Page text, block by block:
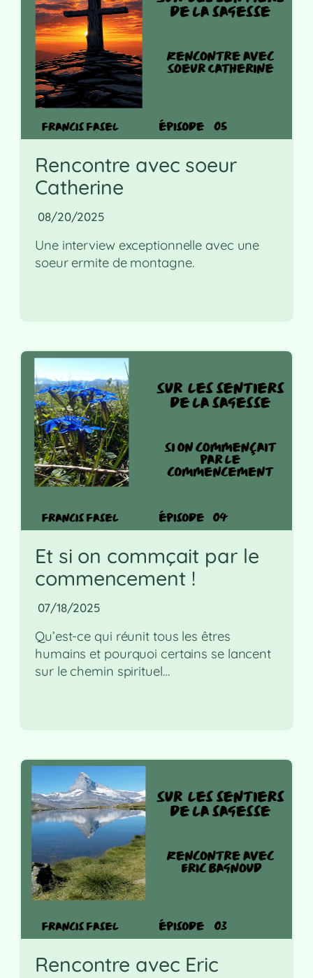
Rencontre avec soeur
Catherine
08/20/2025
Une interview exceptionnelle avec une
soeur ermite de montagne.
Et si on commçait par le
commencement !
07/18/2025
Qu’est-ce qui réunit tous les êtres
humains et pourquoi certains se lancent
sur le chemin spirituel…
Rencontre avec Eric